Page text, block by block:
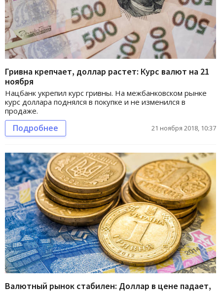
Гривна крепчает, доллар растет: Курс валют на 21
ноября
Нацбанк укрепил курс гривны. На межбанковском рынке
курс доллара поднялся в покупке и не изменился в
продаже.
Подробнее 21 ноября 2018, 10:37
Валютный рынок стабилен: Доллар в цене падает,